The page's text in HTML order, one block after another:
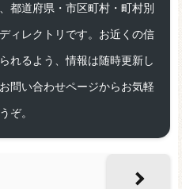
都道府県・市区町村・町村別
ィレクトリです。お近くの信
れるよう、情報は随時更新し
問い合わせページからお気軽
ぞ。